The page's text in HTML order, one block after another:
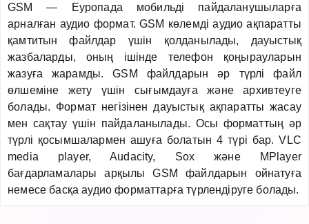
GSM — Еуропада мобильді пайдаланушыларға
арналған аудио формат. GSM көлемді аудио ақпаратты
қамтитын файлдар үшін қолданылады, дауыстық
жазбаларды, оның ішінде телефон қоңырауларын
жазуға жарамды. GSM файлдарын әр түрлі файл
өлшеміне жету үшін сығымдауға және архивтеуге
болады. Формат негізінен дауыстық ақпаратты жасау
мен сақтау үшін пайдаланылады. Осы форматтың әр
түрлі қосымшалармен ашуға болатын 4 түрі бар. VLC
media player, Audacity, Sox және MPlayer
бағдарламалары арқылы GSM файлдарын ойнатуға
немесе басқа аудио форматтарға түрлендіруге болады.